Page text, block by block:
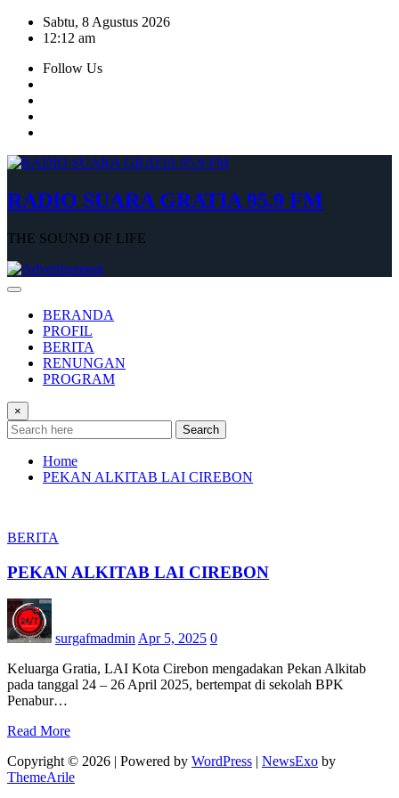
Skip
Sabtu, 8 Agustus 2026
12:12 am
Follow Us
RADIO SUARA GRATIA 95.9 FM
THE SOUND OF LIFE
BERANDA
PROFIL
BERITA
RENUNGAN
PROGRAM
×
Search
Home
PEKAN ALKITAB LAI CIREBON
BERITA
PEKAN ALKITAB LAI CIREBON
surgafmadmin Apr 5, 2025 0
Keluarga Gratia, LAI Kota Cirebon mengadakan Pekan Alkitab
pada tanggal 24 – 26 April 2025, bertempat di sekolah BPK
Penabur…
Read More
Copyright © 2026 | Powered by WordPress | NewsExo by
ThemeArile